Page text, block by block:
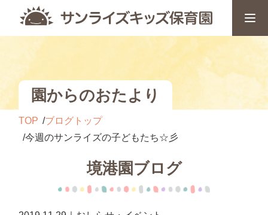
園からのおたより
TOP
ブログトップ
今週のサンライズの子どもたち☆彡
境港園ブログ